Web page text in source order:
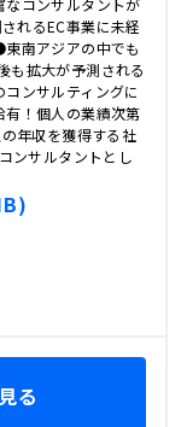
コンサルタントが
れるEC事業に未経
南アジアの中でも
も拡大が予測される
ンサルティングに
！個人の業績次第
年収を獲得する社
ンサルタントとし
る